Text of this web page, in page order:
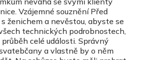
Vzájemné souznění Před
ženichem a nevěstou, abyste se
technických podrobnostech,
celé události. Správný
a vlastně by o něm